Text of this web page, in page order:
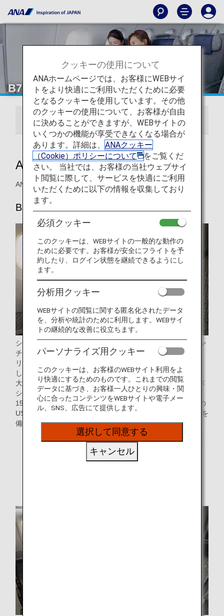
B787-9プレミアムエコノミー
246/215席 206席
ANAプレミアムエコノミー
ANAのB787-9 プレミアムエコノミークラス シートのご紹介
B787-9（206席）
シートピッチは、現行より2インチ（約5センチ）広い40イン
チ（約101センチ）。
リクライニング幅も、現行より2インチ（約5センチ）拡大
し、9インチ（約23センチ）を実現。
大型のウィングパネルをヘッドレスト部分に備え、プライバ
シー性を高めた最新型のシートです。
15.6インチの大型モニターや十分な収納スペース、Type Cの
USBポート、Bluetooth オーディオ接続など、充実した機能を
備えました。
* 運航する機材や座席仕様などは予告なく変更となる場
クッキーの使用について
ANAホームページでは、お客様にWEBサイ
トをより快適にご利用いただくために必要
となるクッキーを使用しています。その他
のクッキーの使用について、お客様が自由
に決めることができますが、WEBサイトの
いくつかの機能が享受できなくなる場合が
あります。詳細は、 ANAクッキー
（Cookie）ポリシーについて
をご覧くだ
さい。 当社では、お客様の当社ウェブサイ
ト閲覧に際して、サービスを快適にご利用
いただくために以下の情報を収集しており
ます。
必須クッキー
このクッキーは、WEBサイトの一般的な動作の
ために必要です。お客様が安全にフライトを予
約したり、ログイン状態を継続できるようにし
ます。
分析用クッキー
WEBサイトの閲覧に関する匿名化されたデータ
を、分析や統計のために利用します。WEBサイ
トの継続的な改善に役立ちます。
パーソナライズ用クッキー
このクッキーは、お客様のWEBサイト利用をよ
り快適にするためのものです。これまでの閲覧
データに基づき、お客様一人ひとりの興味・関
心に合ったコンテンツをWEBサイトや電子メー
ル、SNS、広告にて提供します。
選択して同意する
キャンセル